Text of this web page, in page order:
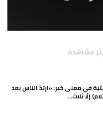
مشاهدة
في معنى خبر: «ارتدّ الناس بعد
إلّا ثلاث...